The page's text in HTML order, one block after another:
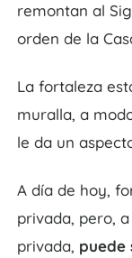
remontan al
orden de la
La fortaleza
muralla, a
le da un
A día de hoy,
privada, pero,
privada, puede